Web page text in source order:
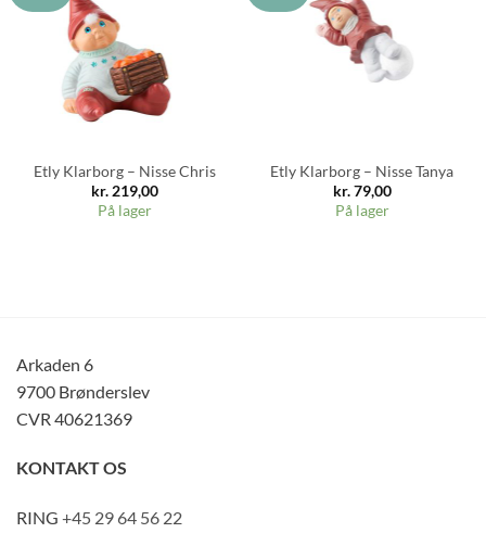
Etly Klarborg – Nisse Chris
kr.219,00
På lager
Etly Klarborg – Nisse Tanya
kr.79,00
På lager
Arkaden 6
9700 Brønderslev
CVR 40621369
KONTAKT OS
RING +45 29 64 56 22